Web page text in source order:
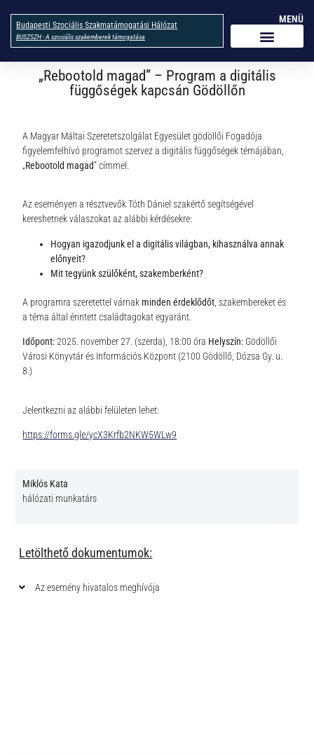
Budapesti Szociális Szakmatámogatási Hálózat
BUSZSZH - A szociális szakemberek támogatása
MENÜ
„Rebootold magad” – Program a digitális
függőségek kapcsán Gödöllőn
A Magyar Máltai Szeretetszolgálat Egyesület gödöllői Fogadója
figyelemfelhívó programot szervez a digitális függőségek témájában,
„Rebootold magad” címmel.
Az eseményen a résztvevők Tóth Dániel szakértő segítségével
kereshetnek válaszokat az alábbi kérdésekre:
Hogyan igazodjunk el a digitális világban, kihasználva annak
előnyeit?
Mit tegyünk szülőként, szakemberként?
A programra szeretettel várnak minden érdeklődőt , szakembereket és
a téma által érintett családtagokat egyaránt.
Időpont:2025. november 27. (szerda), 18:00 óra Helyszín: Gödöllői
Városi Könyvtár és Információs Központ (2100 Gödöllő, Dózsa Gy. u.
8.)
Jelentkezni az alábbi felületen lehet:
https://forms.gle/ycX3Krfb2NKW5WLw9
Miklós Kata
hálózati munkatárs
Letölthető dokumentumok:
Az esemény hivatalos meghívója